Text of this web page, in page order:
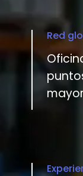
Red